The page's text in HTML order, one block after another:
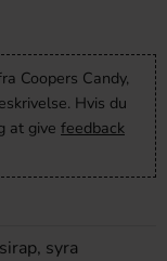
Coopers Candy,
Hvis du
at give feedback
syra